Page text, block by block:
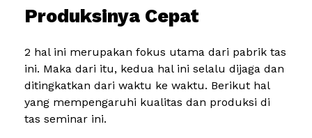
Produksinya Cepat
2 hal ini merupakan fokus utama dari pabrik tas
ini. Maka dari itu, kedua hal ini selalu dijaga dan
ditingkatkan dari waktu ke waktu. Berikut hal
yang mempengaruhi kualitas dan produksi di
tas seminar ini.